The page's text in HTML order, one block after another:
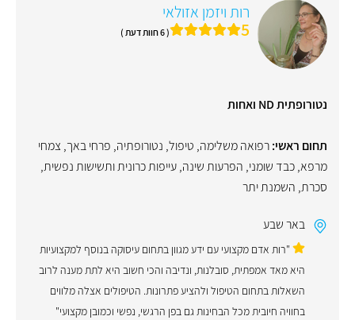
רות ויזמן אזולאי
5 ( 6 חוות דעת )
נטורופתית ND ואחות
תחום ראשי:רפואה משלימה, טיפול, נטורופתיה, פרחי באך, צמחי
מרפא,כבד שומני, הפרעות שינה,עייפות כרונית ותשישות נפשית,
סכרת, השמנת יתר
באר שבע
"רות אדם מקצועי עם ידע מגוון בתחום עיסוקה בנוסף למקצועיות
היא מאד אמפתית, סובלנות, ונדיבה והכי חשוב היא לתת מענה לרוב
השאלות בתחום הטיפול ולהציע פתרונות. הטיפולים אצלה מלווים
בחוויה חיובית מכל הבחינות גם בפן הרגשי, נפשי וכמובן מקצועי"